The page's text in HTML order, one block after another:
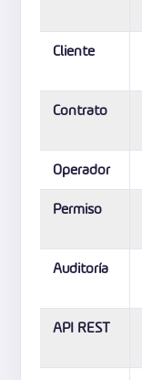
Cliente
Contrato
Operador
Permiso
Auditoría
API REST